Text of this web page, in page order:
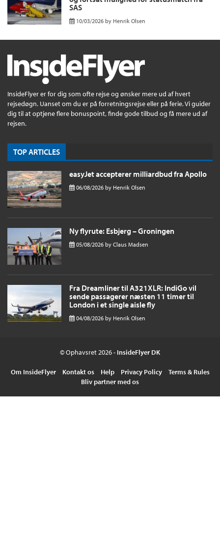
SAS
10/03/2026 by Henrik Olsen
InsideFlyer er for dig som ofte rejse og ønsker mere ud af hvert
rejsedøgn. Uanset om du er på forretningsrejse eller på ferie. Vi guider
dig til at optjene flere bonuspoint, finde gode tilbud og få mere ud af
rejsen.
TOP ARTICLES
easyJet accepterer milliardbud fra Apollo
06/08/2026 by Henrik Olsen
Ny flyrute: Esbjerg – Groningen
05/08/2026 by Claus Madsen
Fra Dreamliner til A321XLR: IndiGo vil
sende passagerer næsten 11 timer til
London i et single aisle fly
04/08/2026 by Henrik Olsen
© Ophavsret 2026 - InsideFlyer DK
Om InsideFlyer Kontakt os Help Privacy Policy
Terms & Rules
Bliv partner med os